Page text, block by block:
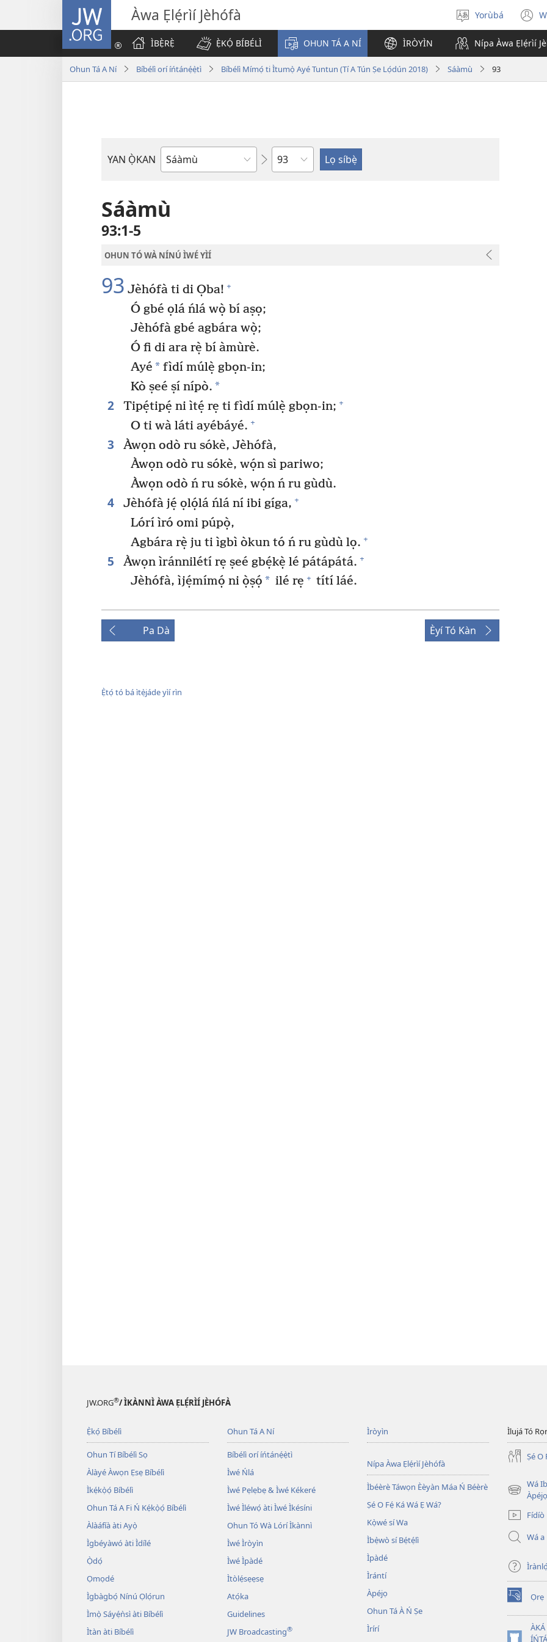
JW.ORG Àwa Ẹlẹ́rìí Jèhófà
Yan
èdè
Yorùbá
ÌBẸ̀RẸ̀
Ẹ̀KỌ́ BÍBÉLÌ OHUN TÁ A NÍ ÌRÒYÌN Nípa Àwa Ẹlẹ́rìí
Ohun Tá A Ní Bíbélì orí íńtánẹ́ẹ̀tì Bíbélì Mímọ́ ti Ìtumọ̀ Ayé Tuntun (Tí A Tún Ṣe Lọ́dún 2018) Sáàmù 93
YAN Ọ̀KAN
Ìwé
Orí
Sáàmù
93:1-5
OHUN TÓ WÀ NÍNÚ ÌWÉ YÌÍ
93 Jèhófà ti di Ọba! +
Ó gbé ọlá ńlá wọ̀ bí aṣọ;
Jèhófà gbé agbára wọ̀;
Ó fi di ara rẹ̀ bí àmùrè.
Ayé * fìdí múlẹ̀ gbọn-in;
Kò ṣeé ṣí nípò. *
2 Tipẹ́tipẹ́ ni ìtẹ́ rẹ ti fìdí múlẹ̀ gbọn-in; +
O ti wà láti ayébáyé. +
3
Àwọn odò ru sókè, Jèhófà,
Àwọn odò ru sókè, wọ́n sì pariwo;
Àwọn odò ń ru sókè, wọ́n ń ru gùdù.
4 Jèhófà jẹ́ ọlọ́lá ńlá ní ibi gíga, +
Lórí ìró omi púpọ̀,
Agbára rẹ̀ ju ti ìgbì òkun tó ń ru gùdù lọ. +
5 Àwọn ìránnilétí rẹ ṣeé gbẹ́kẹ̀ lé pátápátá. +
Jèhófà, ìjẹ́mímọ́ ni ọ̀ṣọ́ * ilé rẹ + títí láé.
Pa Dà Èyí Tó Kàn
Ẹ̀tọ́ tó bá ìtẹ̀jáde yìí rìn
JW.ORG®/ ÌKÀNNÌ ÀWA ẸLẸ́RÌÍ JÈHÓFÀ
Ẹ̀kọ́ Bíbélì
Ohun Tí Bíbélì Sọ
Àlàyé Àwọn Ẹsẹ Bíbélì
Ìkẹ́kọ̀ọ́ Bíbélì
Ohun Tá A Fi Ń Kẹ́kọ̀ọ́ Bíbélì
Àlàáfíà àti Ayọ̀
Ìgbéyàwó àti Ìdílé
Ọ̀dọ́
Ọmọdé
Ìgbàgbọ́ Nínú Ọlọ́run
Ìmọ̀ Sáyẹ́ǹsì àti Bíbélì
Ìtàn àti Bíbélì
Ohun Tá A Ní
Bíbélì orí íńtánẹ́ẹ̀tì
Ìwé Ńlá
Ìwé Pẹlẹbẹ & Ìwé Kékeré
Ìwé Ìléwọ́ àti Ìwé Ìkésíni
Ohun Tó Wà Lórí Ìkànnì
Ìwé Ìròyìn
Ìwé Ìpàdé
Ìtòlẹ́sẹẹsẹ
Atọ́ka
Guidelines
JW Broadcasting®
Ìròyìn
Nípa Àwa Ẹlẹ́rìí Jèhófà
Ìbéèrè Táwọn Èèyàn Máa Ń Béèrè
Ṣé O Fẹ́ Ká Wá Ẹ Wá?
Kọ̀wé sí Wa
Ìbẹ̀wò sí Bẹ́tẹ́lì
Ìpàdé
Ìrántí
Àpéjọ
Ohun Tá À Ń Ṣe
Ìrírí
Ìlujá Tó
Ṣé O
Wá
(opens
window)
Fídíò
Wá a
Ọrẹ
(opens
new
window)